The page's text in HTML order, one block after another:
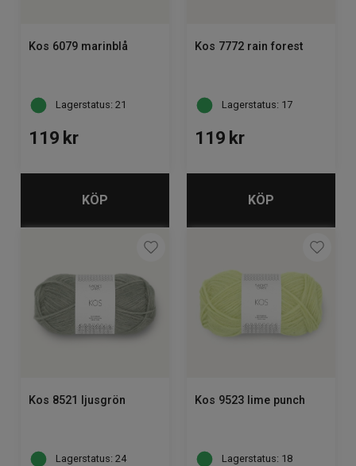
Kos 6079 marinblå
Lagerstatus: 21
119 kr
KÖP
Kos 7772 rain forest
Lagerstatus: 17
119 kr
KÖP
Kos 8521 ljusgrön
Lagerstatus: 24
Kos 9523 lime punch
Lagerstatus: 18